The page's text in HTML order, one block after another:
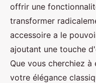
offrir une
transformer
accessoire a le
ajoutant une touche
Que vous cherchiez
votre élégance